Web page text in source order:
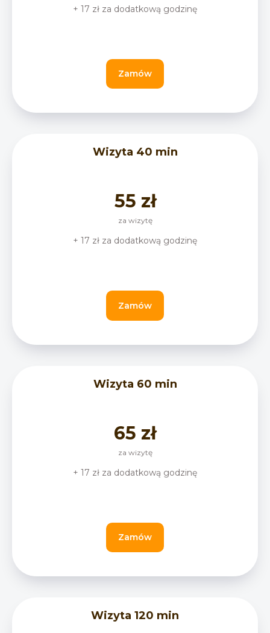
+ 17 zł za dodatkową godzinę
Zamów
Wizyta 40 min
55 zł
za wizytę
+ 17 zł za dodatkową godzinę
Zamów
Wizyta 60 min
65 zł
za wizytę
+ 17 zł za dodatkową godzinę
Zamów
Wizyta 120 min